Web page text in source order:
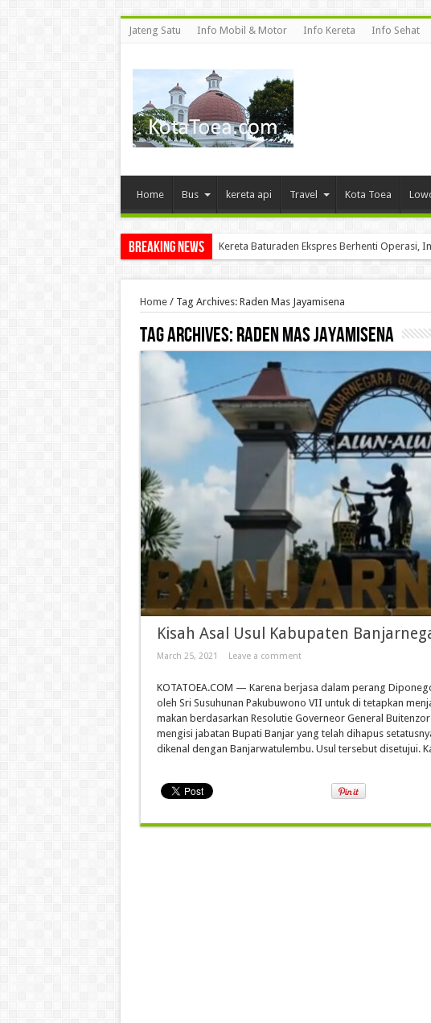
Jateng Satu Info Mobil & Motor Info Kereta Info Sehat
Home Bus kereta api Travel Kota Toea
Breaking News Kereta Baturaden Ekspres Berhenti Operasi,
Home/ Tag Archives: Raden Mas Jayamisena
Tag Archives:Raden Mas Jayamisena
Kisah Asal Usul Kabupaten
March 25, 2021 Leave a comment
KOTATOEA.COM — Karena berjasa dalam perang
oleh Sri Susuhunan Pakubuwono VII untuk di tetapkan
makan berdasarkan Resolutie Governeor General
mengisi jabatan Bupati Banjar yang telah dihapus
dikenal dengan Banjarwatulembu. Usul tersebut disetujui.